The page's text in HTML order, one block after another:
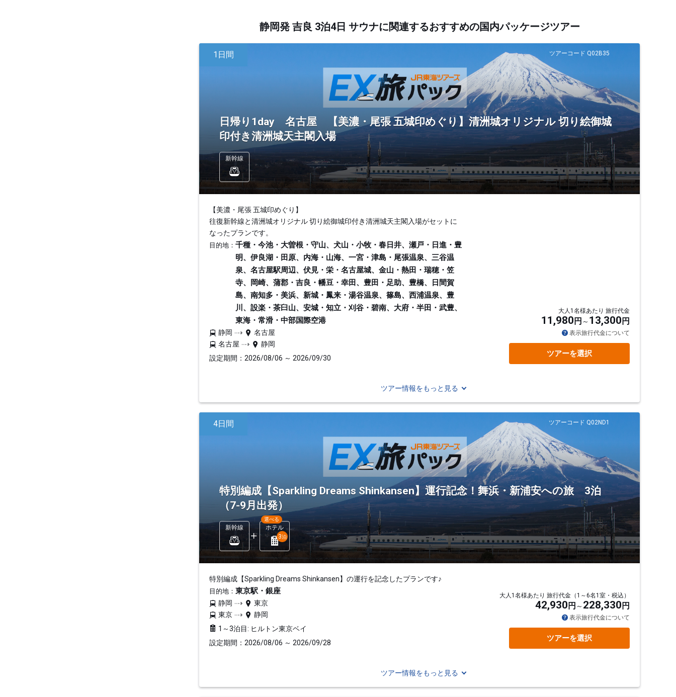
静岡発 吉良 3泊4日 サウナに関連するおすすめの国内パッケージツアー
ツアーコード Q02B35
1日間
日帰り1day 名古屋 【美濃・尾張 五城印めぐり】清洲城オリジナル 切り絵御城
印付き清洲城天主閣入場
新幹線
【美濃・尾張 五城印めぐり】
往復新幹線と清洲城オリジナル 切り絵御城印付き清洲城天主閣入場がセットに
なったプランです。
目的地： 千種・今池・大曽根・守山、犬山・小牧・春日井、瀬戸・日進・豊
明、伊良湖・田原、内海・山海、一宮・津島・尾張温泉、三谷温
泉、名古屋駅周辺、伏見・栄・名古屋城、金山・熱田・瑞穂・笠
寺、岡崎、蒲郡・吉良・幡豆・幸田、豊田・足助、豊橋、日間賀
島、南知多・美浜、新城・鳳来・湯谷温泉、篠島、西浦温泉、豊
川、設楽・茶臼山、安城・知立・刈谷・碧南、大府・半田・武豊、
東海・常滑・中部国際空港
静岡
名古屋
名古屋
静岡
設定期間：2026/08/06 ～ 2026/09/30
大人1名様あたり 旅行代金
11,980 円 13,300 円
表示旅行代金について
ツアーを選択
ツアー情報をもっと見る
ツアーコード Q02ND1
4日間
特別編成【Sparkling Dreams Shinkansen】運行記念！舞浜・新浦安への旅 3泊
（7-9月出発）
新幹線 ホテル
選べる
3泊
特別編成【Sparkling Dreams Shinkansen】の運行を記念したプランです♪
目的地： 東京駅・銀座
静岡
東京
東京
静岡
1～3泊目: ヒルトン東京ベイ
設定期間：2026/08/06 ～ 2026/09/28
大人1名様あたり 旅行代金（1～6名1室・税込）
42,930 円 228,330 円
表示旅行代金について
ツアーを選択
ツアー情報をもっと見る